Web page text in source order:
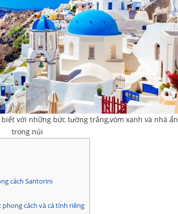
với những bức tường trắng,vòm xanh và nhà ẩn
trong núi
cách Santorini
cách và cá tính riêng